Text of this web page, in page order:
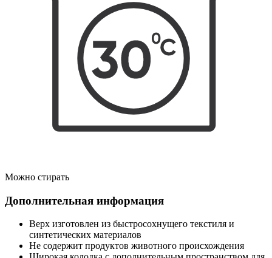
Можно стирать
Дополнительная информация
Верх изготовлен из быстросохнущего текстиля и
синтетических материалов
Не содержит продуктов животного происхождения